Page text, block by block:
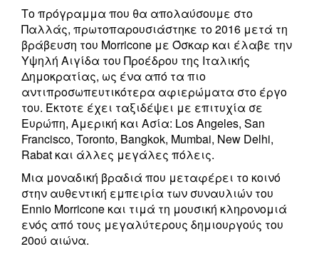
Το πρόγραμμα που θα απολαύσουμε στο
Παλλάς, πρωτοπαρουσιάστηκε το 2016 μετά τη
βράβευση του Morricone με Όσκαρ και έλαβε την
Υψηλή Αιγίδα του Προέδρου της Ιταλικής
Δημοκρατίας, ως ένα από τα πιο
αντιπροσωπευτικότερα αφιερώματα στο έργο
του. Έκτοτε έχει ταξιδέψει με επιτυχία σε
Ευρώπη, Αμερική και Ασία: Los Angeles, San
Francisco, Toronto, Bangkok, Mumbai, New Delhi,
Rabat και άλλες μεγάλες πόλεις.
Μια μοναδική βραδιά που μεταφέρει το κοινό
στην αυθεντική εμπειρία των συναυλιών του
Ennio Morricone και τιμά τη μουσική κληρονομιά
ενός από τους μεγαλύτερους δημιουργούς του
20ού αιώνα.